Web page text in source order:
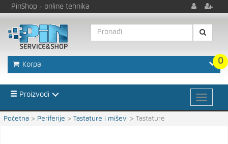
PinShop - online tehnika
0
Korpa
Proizvodi
Početna > Periferije > Tastature i miševi > Tastature